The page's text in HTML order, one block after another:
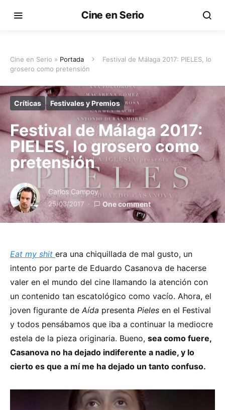
Cine en Serio
Cine en Serio » Portada
Festival de Málaga 2017: PIELES, lo
grosero como pretensión
Críticas Festivales y Premios
Festival de Málaga 2017:
PIELES, lo grosero como
pretensión
Carlos Campoy
25/03/2017 One comment
Eat my shit era una chiquillada de mal gusto, un
intento por parte de Eduardo Casanova de hacerse
valer en el mundo del cine llamando la atención con
un contenido tan escatológico como vacío. Ahora, el
joven figurante deAída presenta Pieles en el Festival
y todos pensábamos que iba a continuar la mediocre
estela de la pieza originaria. Bueno, sea como fuere,
Casanova no ha dejado indiferente a nadie, y lo
cierto es que a mí me ha dejado un tanto confuso.